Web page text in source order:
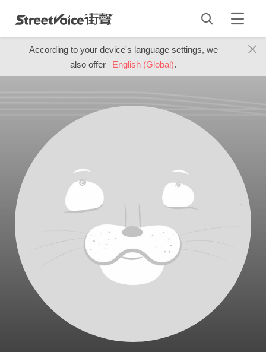
According to your device's language settings, we
also offer
English (Global).